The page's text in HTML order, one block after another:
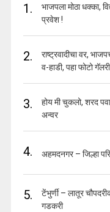
1.
भाजपला मोठा धक्का,
प्रवेश !
2.
राष्ट्रवादीचा वर,
व-हाडी, पहा फोटो
3.
होय मी चुकलो, शरद
अन्वर
4. अहमदनगर – जिल्हा
5.
टेंभुर्णी – लातूर
गडकरी